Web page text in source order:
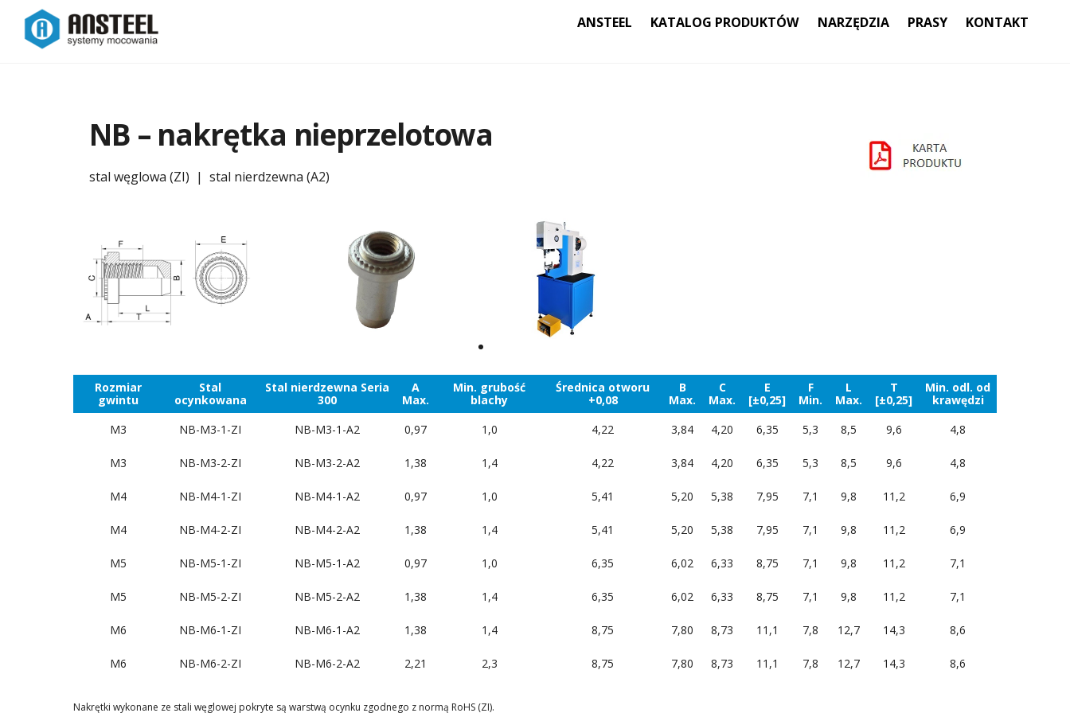
ANSTEEL KATALOG PRODUKTÓW NARZĘDZIA PRASY KONTAKT
NB – nakrętka nieprzelotowa
stal węglowa (ZI) | stal nierdzewna (A2)
Rozmiar
gwintu
Stal
ocynkowana
Stal nierdzewna Seria
300
A
Max.
Min. grubość
blachy
Średnica otworu
+0,08
B
Max.
C
Max.
E
[±0,25]
F
Min.
L
Max.
T
[±0,25]
Min. odl. od
krawędzi
M3
NB-M3-1-ZI NB-M3-1-A2 0,97 1,0 4,22 3,84 4,20 6,35 5,3 8,5 9,6 4,8
M3 NB-M3-2-ZI NB-M3-2-A2 1,38 1,4 4,22 3,84 4,20 6,35 5,3 8,5 9,6 4,8
M4 NB-M4-1-ZI NB-M4-1-A2 0,97 1,0 5,41 5,20 5,38 7,95 7,1 9,8 11,2 6,9
M4 NB-M4-2-ZI NB-M4-2-A2 1,38 1,4 5,41 5,20 5,38 7,95 7,1 9,8 11,2 6,9
M5 NB-M5-1-ZI NB-M5-1-A2 0,97 1,0 6,35 6,02 6,33 8,75 7,1 9,8 11,2 7,1
M5 NB-M5-2-ZI NB-M5-2-A2 1,38 1,4 6,35 6,02 6,33 8,75 7,1 9,8 11,2 7,1
M6 NB-M6-1-ZI NB-M6-1-A2 1,38 1,4 8,75 7,80 8,73 11,1 7,8 12,7 14,3 8,6
M6 NB-M6-2-ZI NB-M6-2-A2 2,21 2,3 8,75 7,80 8,73 11,1 7,8 12,7 14,3 8,6
Nakrętki wykonane ze stali węglowej pokryte są warstwą ocynku zgodnego z normą RoHS (ZI).